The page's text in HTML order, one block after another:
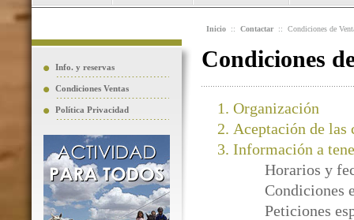
Info. y reservas
Condiciones Ventas
Política Privacidad
Inicio :: Contactar :: Condiciones de
Condiciones
Organización
Aceptación de las
Información a
Horarios y
Condiciones
Peticiones